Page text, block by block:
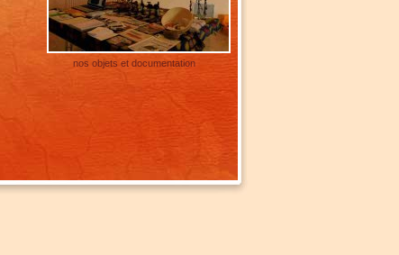
nos objets et documentation